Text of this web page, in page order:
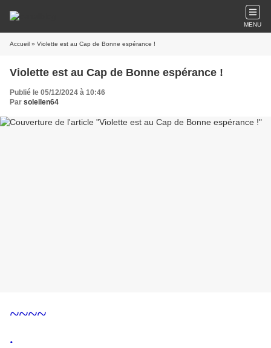
MENU
Accueil » Violette est au Cap de Bonne espérance !
Violette est au Cap de Bonne espérance !
Publié le 05/12/2024 à 10:46
Par soleilen64
~~~~
.